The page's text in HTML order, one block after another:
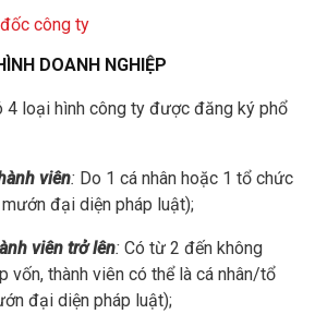
công ty
DOANH NGHIỆP
4 loại hình công ty được đăng ký phổ
viên: Do 1 cá nhân hoặc 1 tổ chức
đại diện pháp luật);
viên trở lên: Có từ 2 đến không
vốn, thành viên có thể là cá nhân/tổ
đại diện pháp luật);